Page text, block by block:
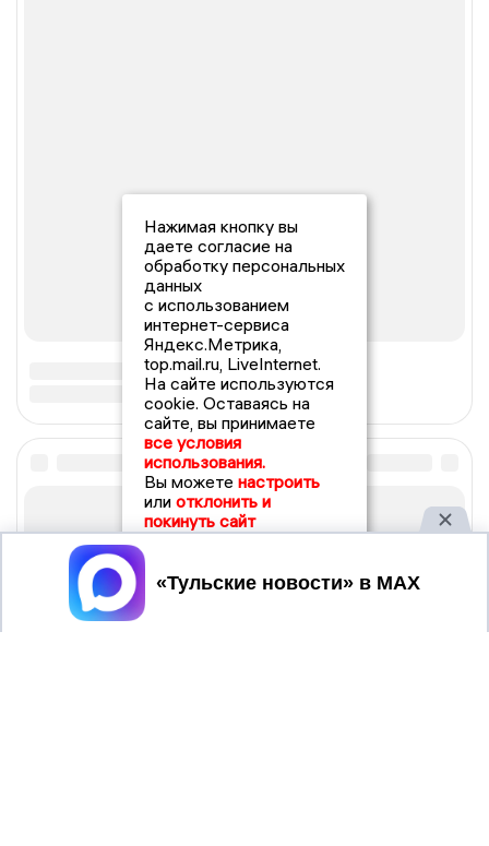
Нажимая кнопку вы
даете согласие на
обработку персональных
данных
с использованием
интернет-сервиса
Яндекс.Метрика,
top.mail.ru, LiveInternet.
На сайте используются
cookie. Оставаясь на
сайте, вы принимаете
все условия
использования.
Вы можете настроить
или отклонить и
покинуть сайт
Принять